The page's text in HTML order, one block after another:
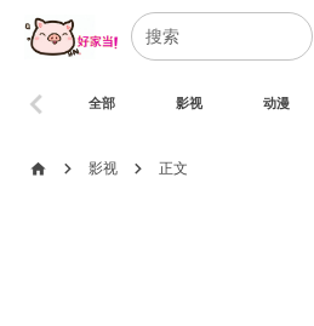
全部 影视 动漫
chevron_left
home chevron_right 影视 chevron_right 正文